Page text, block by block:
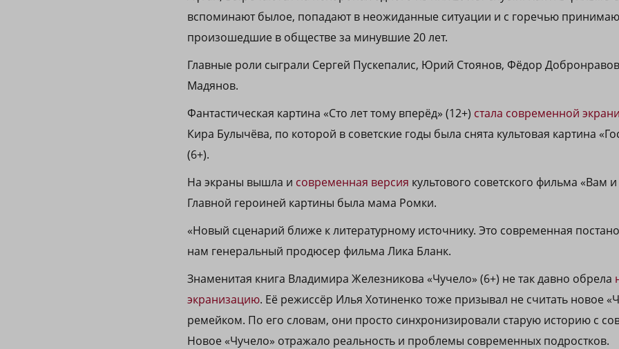
вспоминают былое, попадают в неожиданные ситуации и с горечью
произошедшие в обществе за минувшие 20 лет.
Главные роли сыграли Сергей Пускепалис, Юрий Стоянов, Фёдор
Мадянов.
Фантастическая картина «Сто лет тому вперёд» (12+) стала современной
Кира Булычёва, по которой в советские годы была снята культовая картина
(6+).
На экраны вышла и современная версия культового советского фильма «Вам
Главной героиней картины была мама Ромки.
«Новый сценарий ближе к литературному источнику. Это современная
нам генеральный продюсер фильма Лика Бланк.
Знаменитая книга Владимира Железникова «Чучело» (6+) не так давно обрела
экранизацию. Её режиссёр Илья Хотиненко тоже призывал не считать новое
ремейком. По его словам, они просто синхронизировали старую историю с
Новое «Чучело» отражало реальность и проблемы современных подростков.